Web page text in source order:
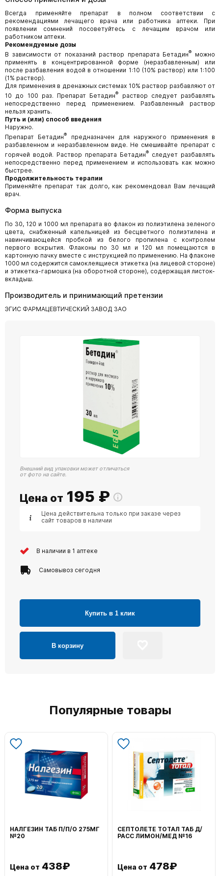
Всегда применяйте препарат в полном соответствии с
рекомендациями лечащего врача или работника аптеки. При
появлении сомнений посоветуйтесь с лечащим врачом или
работником аптеки.
Рекомендуемые дозы
В зависимости от показаний раствор препарата Бетадин®
можно
применять в концентрированной форме (неразбавленным) или
после разбавления водой в отношении 1:10 (10% раствор) или 1:100
(1% раствор).
Для применения в дренажных системах 10% раствор разбавляют от
10 до 100 раз. Препарат Бетадин®
раствор следует разбавлять
непосредственно перед применением. Разбавленный раствор
нельзя хранить.
Путь и (или) способ введения
Наружно.
Препарат Бетадин®
предназначен для наружного применения в
разбавленном и неразбавленном виде. Не смешивайте препарат с
горячей водой. Раствор препарата Бетадин® следует разбавлять
непосредственно перед применением и использовать как можно
быстрее.
Продолжительность терапии
Применяйте препарат так долго, как рекомендовал Вам лечащий
врач.
Форма выпуска
По 30, 120 и 1000 мл препарата во флакон из полиэтилена зеленого
цвета, снабженный капельницей из бесцветного полиэтилена и
навинчивающейся пробкой из белого пропилена с контролем
первого вскрытия. Флаконы по 30 мл и 120 мл помещаются в
картонную пачку вместе с инструкцией по применению. На флаконе
1000 мл содержится самоклеящиеся этикетка (на лицевой стороне)
и этикетка-гармошка (на оборотной стороне), содержащая листок-
вкладыш.
Производитель и принимающий претензии
ЭГИС ФАРМАЦЕВТИЧЕСКИЙ ЗАВОД ЗАО
Внешний вид упаковки может отличаться
от фото на сайте.
Цена от 195 ₽
Цена действительна только при заказе через
сайт товаров в наличии
В наличии в 1 аптеке
Самовывоз сегодня
Купить в 1 клик
В корзину
Популярные товары
ТАБ П/П/О 275МГ
от 438₽
СЕПТОЛЕТЕ ТОТАЛ ТАБ Д/
РАСС ЛИМОН/МЕД №16
Цена от 478₽